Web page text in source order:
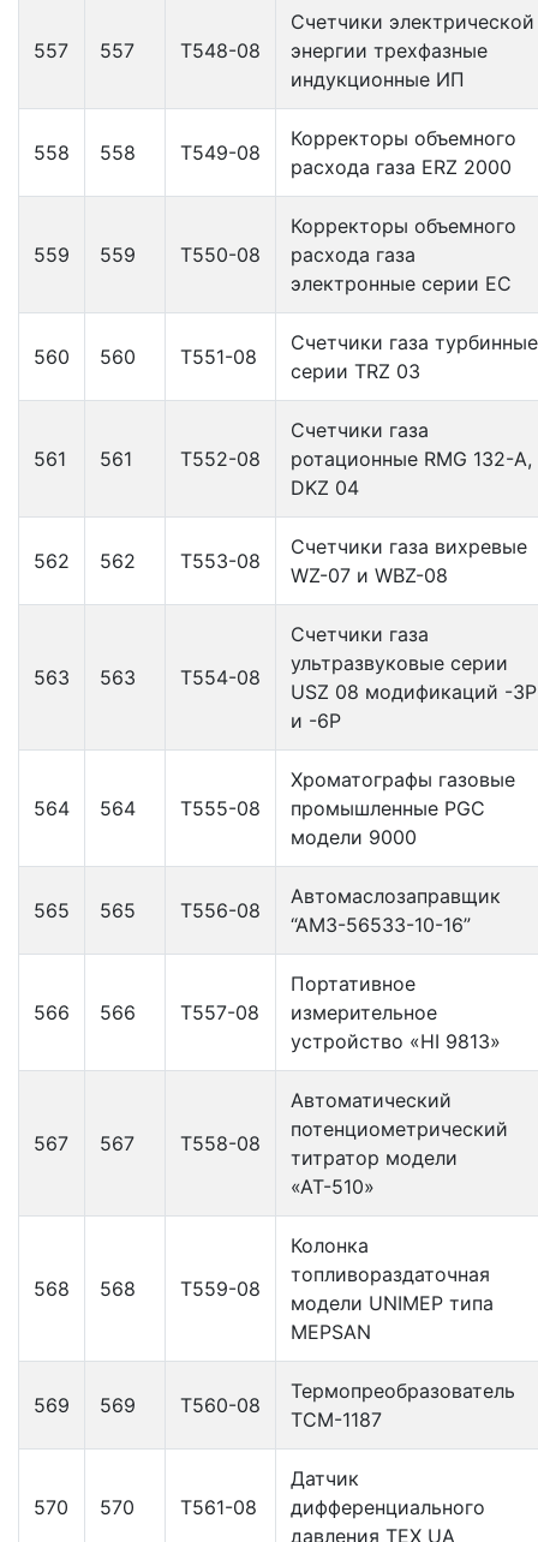
557 557 Т548-08
Счетчики электрической
энергии трехфазные
индукционные ИП
558 558 Т549-08
Корректоры объемного
расхода газа ERZ 2000
559 559 Т550-08
Корректоры объемного
расхода газа
электронные серии EС
560 560 Т551-08
Счетчики газа турбинные
серии TRZ 03
561 561 Т552-08
Счетчики газа
ротационные RMG 132-A,
DKZ 04
562 562 Т553-08
Счетчики газа вихревые
WZ-07 и WBZ-08
563 563 Т554-08
Счетчики газа
ультразвуковые серии
USZ 08 модификаций -3Р
и -6Р
564 564 Т555-08
Хроматографы газовые
промышленные PGC
модели 9000
565 565 Т556-08
Автомаслозаправщик
“АМЗ-56533-10-16”
566 566 Т557-08
Портативное
измерительное
устройство «НI 9813»
567 567 Т558-08
Автоматический
потенциометрический
титратор модели
«АТ-510»
568 568 Т559-08
Колонка
топливораздаточная
модели UNIMEP типа
MEPSAN
569 569 Т560-08
Термопреобразователь
ТСМ-1187
570 570 Т561-08
Датчик
дифференциального
давления ТЕХ UA